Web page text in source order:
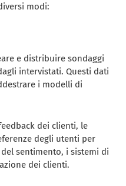
modi:
e distribuire sondaggi
intervistati. Questi dati
i modelli di
dei clienti, le
degli utenti per
sentimento, i sistemi di
dei clienti.